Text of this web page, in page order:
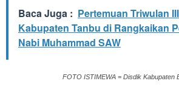
Baca Juga : Pertemuan Triwulan
Kabupaten Tanbu di Rangkaikan
Nabi Muhammad SAW
FOTO ISTIMEWA = Disdik Kabupaten